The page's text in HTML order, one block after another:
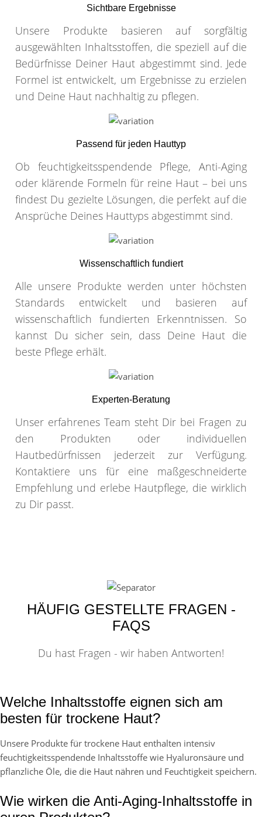
Sichtbare Ergebnisse
Unsere Produkte basieren auf sorgfältig
ausgewählten Inhaltsstoffen, die speziell auf die
Bedürfnisse Deiner Haut abgestimmt sind. Jede
Formel ist entwickelt, um Ergebnisse zu erzielen
und Deine Haut nachhaltig zu pflegen.
Passend für jeden Hauttyp
Ob feuchtigkeitsspendende Pflege, Anti-Aging
oder klärende Formeln für reine Haut – bei uns
findest Du gezielte Lösungen, die perfekt auf die
Ansprüche Deines Hauttyps abgestimmt sind.
Wissenschaftlich fundiert
Alle unsere Produkte werden unter höchsten
Standards entwickelt und basieren auf
wissenschaftlich fundierten Erkenntnissen. So
kannst Du sicher sein, dass Deine Haut die
beste Pflege erhält.
Experten-Beratung
Unser erfahrenes Team steht Dir bei Fragen zu
den Produkten oder individuellen
Hautbedürfnissen jederzeit zur Verfügung.
Kontaktiere uns für eine maßgeschneiderte
Empfehlung und erlebe Hautpflege, die wirklich
zu Dir passt.
HÄUFIG GESTELLTE FRAGEN -
FAQS
Du hast Fragen - wir haben Antworten!
Welche Inhaltsstoffe eignen sich am
besten für trockene Haut?
Unsere Produkte für trockene Haut enthalten intensiv
feuchtigkeitsspendende Inhaltsstoffe wie Hyaluronsäure und
pflanzliche Öle, die die Haut nähren und Feuchtigkeit speichern.
Wie wirken die Anti-Aging-Inhaltsstoffe in